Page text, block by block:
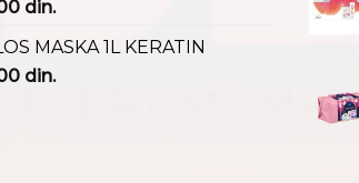
din.
MASKA 1L KERATIN
din.